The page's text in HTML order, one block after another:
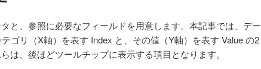
と、参照に必要なフィールドを用意します。本記事では、デー
ゴリ（X軸）を表す Index と、その値（Y軸）を表す Value の2
は、後ほどツールチップに表示する項目となります。